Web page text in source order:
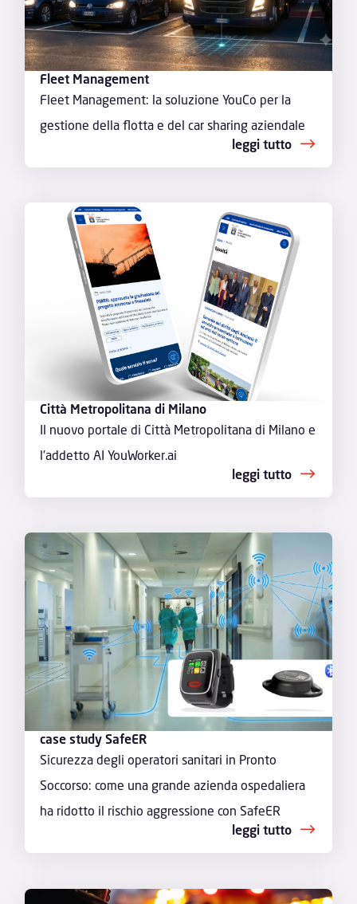
Fleet Management
Fleet Management: la soluzione YouCo per la
gestione della flotta e del car sharing aziendale
leggi tutto
Città Metropolitana di Milano
Il nuovo portale di Città Metropolitana di Milano e
l’addetto AI YouWorker.ai
leggi tutto
case study SafeER
Sicurezza degli operatori sanitari in Pronto
Soccorso: come una grande azienda ospedaliera
ha ridotto il rischio aggressione con SafeER
leggi tutto